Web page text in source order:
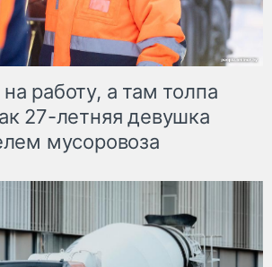
работу, а там толпа
27-летняя девушка
мусоровоза